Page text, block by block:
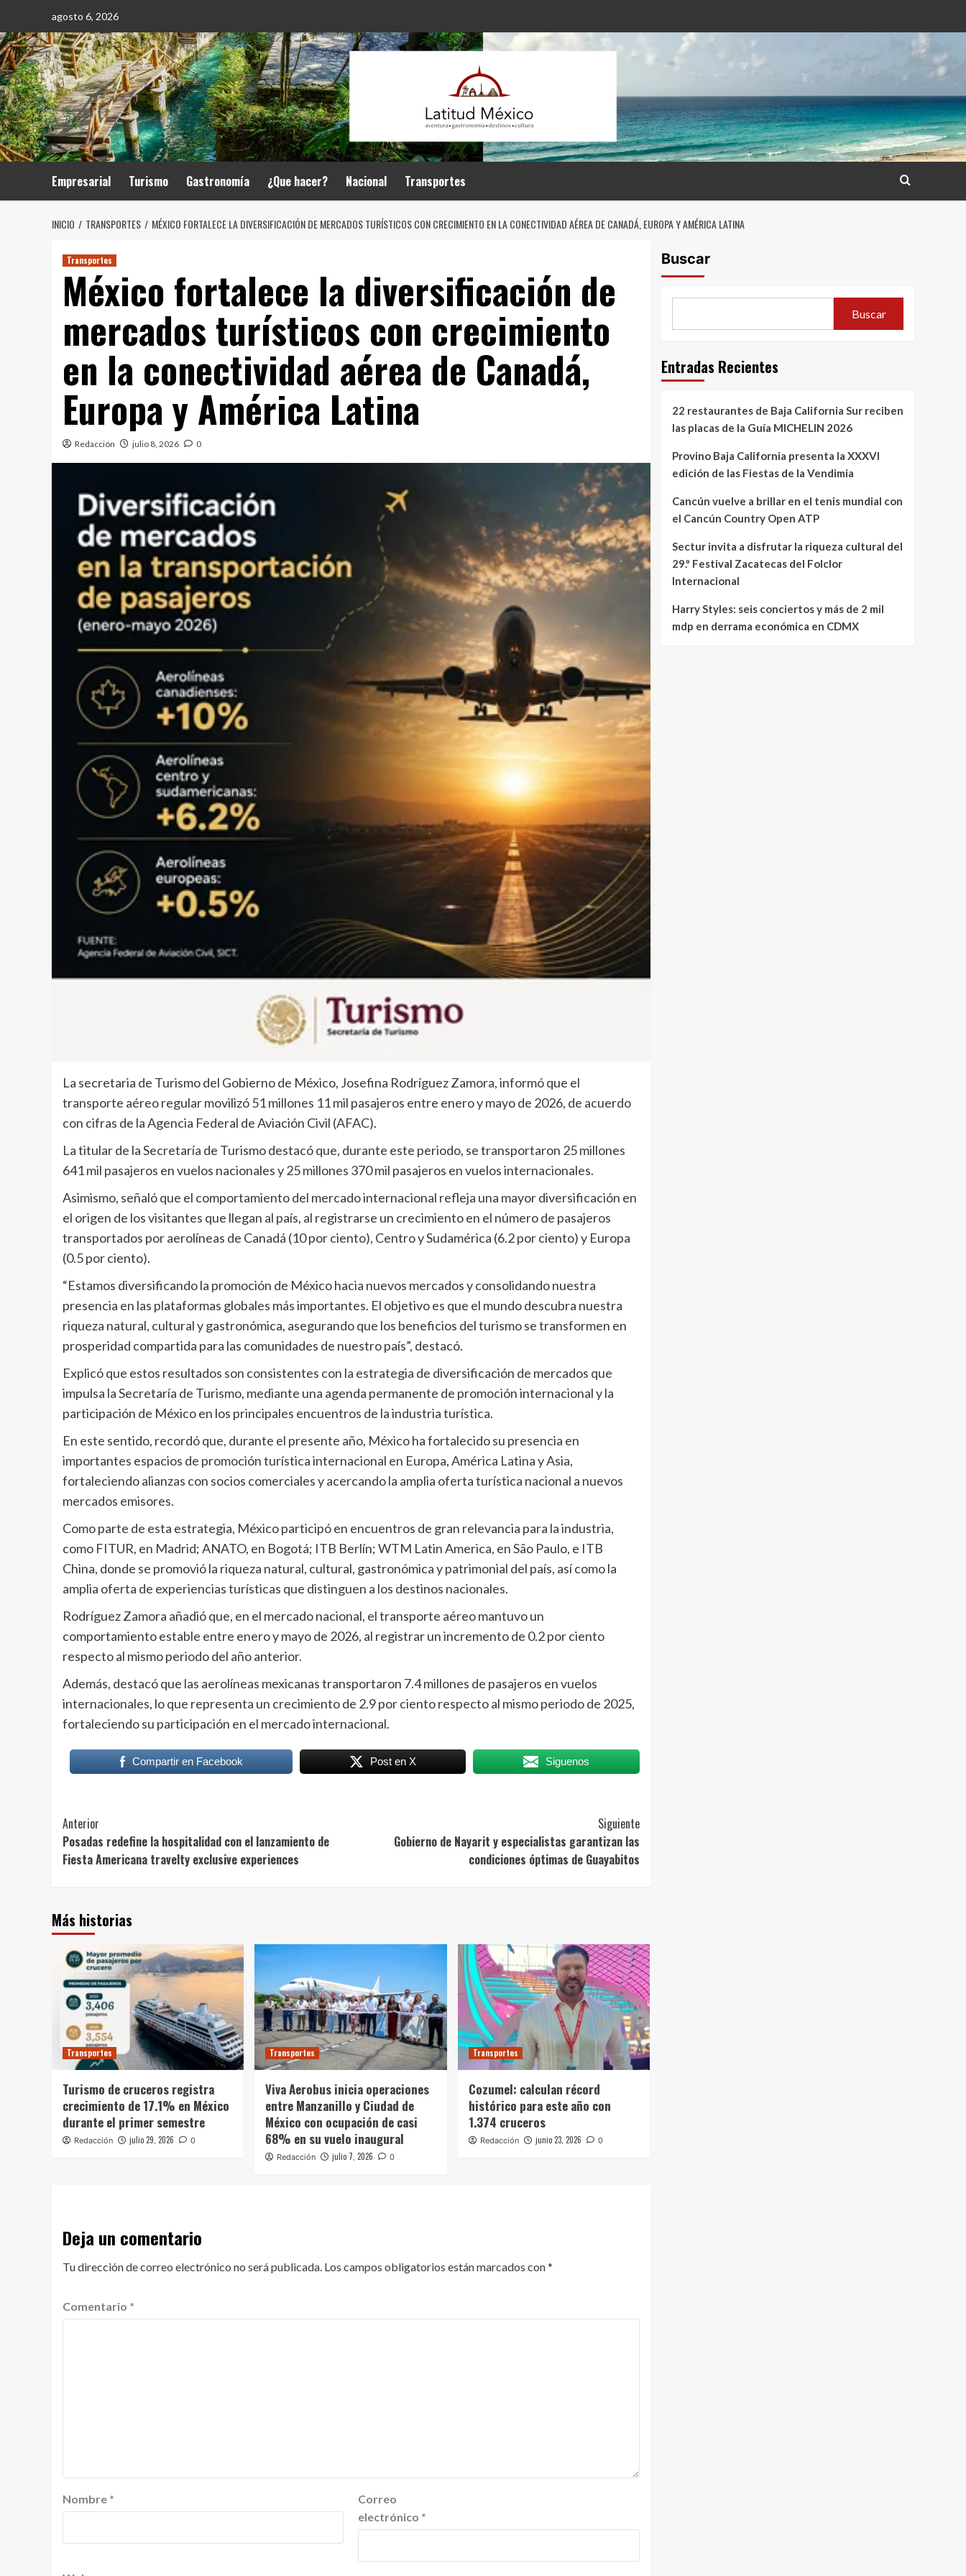
contenido
agosto 6, 2026
Empresarial Turismo Gastronomía ¿Que hacer? Nacional Transportes
INICIO TRANSPORTES MÉXICO FORTALECE LA DIVERSIFICACIÓN DE MERCADOS TURÍSTICOS CON CRECIMIENTO EN LA CONECTIVIDAD AÉREA DE CANADÁ, EUROPA Y AMÉRICA LATINA
Transportes
México fortalece la diversificación de
mercados turísticos con crecimiento
en la conectividad aérea de Canadá,
Europa y América Latina
Redacción julio 8, 2026 0
La secretaria de Turismo del Gobierno de México, Josefina Rodríguez Zamora, informó que el
transporte aéreo regular movilizó 51 millones 11 mil pasajeros entre enero y mayo de 2026, de acuerdo
con cifras de la Agencia Federal de Aviación Civil (AFAC).
La titular de la Secretaría de Turismo destacó que, durante este periodo, se transportaron 25 millones
641 mil pasajeros en vuelos nacionales y 25 millones 370 mil pasajeros en vuelos internacionales.
Asimismo, señaló que el comportamiento del mercado internacional refleja una mayor diversificación en
el origen de los visitantes que llegan al país, al registrarse un crecimiento en el número de pasajeros
transportados por aerolíneas de Canadá (10 por ciento), Centro y Sudamérica (6.2 por ciento) y Europa
(0.5 por ciento).
“Estamos diversificando la promoción de México hacia nuevos mercados y consolidando nuestra
presencia en las plataformas globales más importantes. El objetivo es que el mundo descubra nuestra
riqueza natural, cultural y gastronómica, asegurando que los beneficios del turismo se transformen en
prosperidad compartida para las comunidades de nuestro país”, destacó.
Explicó que estos resultados son consistentes con la estrategia de diversificación de mercados que
impulsa la Secretaría de Turismo, mediante una agenda permanente de promoción internacional y la
participación de México en los principales encuentros de la industria turística.
En este sentido, recordó que, durante el presente año, México ha fortalecido su presencia en
importantes espacios de promoción turística internacional en Europa, América Latina y Asia,
fortaleciendo alianzas con socios comerciales y acercando la amplia oferta turística nacional a nuevos
mercados emisores.
Como parte de esta estrategia, México participó en encuentros de gran relevancia para la industria,
como FITUR, en Madrid; ANATO, en Bogotá; ITB Berlín; WTM Latin America, en São Paulo, e ITB
China, donde se promovió la riqueza natural, cultural, gastronómica y patrimonial del país, así como la
amplia oferta de experiencias turísticas que distinguen a los destinos nacionales.
Rodríguez Zamora añadió que, en el mercado nacional, el transporte aéreo mantuvo un
comportamiento estable entre enero y mayo de 2026, al registrar un incremento de 0.2 por ciento
respecto al mismo periodo del año anterior.
Además, destacó que las aerolíneas mexicanas transportaron 7.4 millones de pasajeros en vuelos
internacionales, lo que representa un crecimiento de 2.9 por ciento respecto al mismo periodo de 2025,
fortaleciendo su participación en el mercado internacional.
Compartir en Facebook Post en X Siguenos
Post
Navigation
Anterior
Posadas redefine la hospitalidad con el lanzamiento de
Fiesta Americana travelty exclusive experiences
Siguiente
Gobierno de Nayarit y especialistas garantizan las
condiciones óptimas de Guayabitos
Más historias
Transportes
Turismo de cruceros registra
crecimiento de 17.1% en México
durante el primer semestre
Redacción julio 29, 2026 0
Transportes
Viva Aerobus inicia operaciones
entre Manzanillo y Ciudad de
México con ocupación de casi
68% en su vuelo inaugural
Redacción julio 7, 2026 0
Transportes
Cozumel: calculan récord
histórico para este año con
1.374 cruceros
Redacción junio 23, 2026 0
Deja un comentario
Tu dirección de correo electrónico no será publicada. Los campos obligatorios están marcados con*
Comentario *
Nombre *
Correo
electrónico *
Buscar
Buscar
Entradas Recientes
22 restaurantes de Baja California Sur reciben
las placas de la Guía MICHELIN 2026
Provino Baja California presenta la XXXVI
edición de las Fiestas de la Vendimia
Cancún vuelve a brillar en el tenis mundial con
el Cancún Country Open ATP
Sectur invita a disfrutar la riqueza cultural del
29.º Festival Zacatecas del Folclor
Internacional
Harry Styles: seis conciertos y más de 2 mil
mdp en derrama económica en CDMX